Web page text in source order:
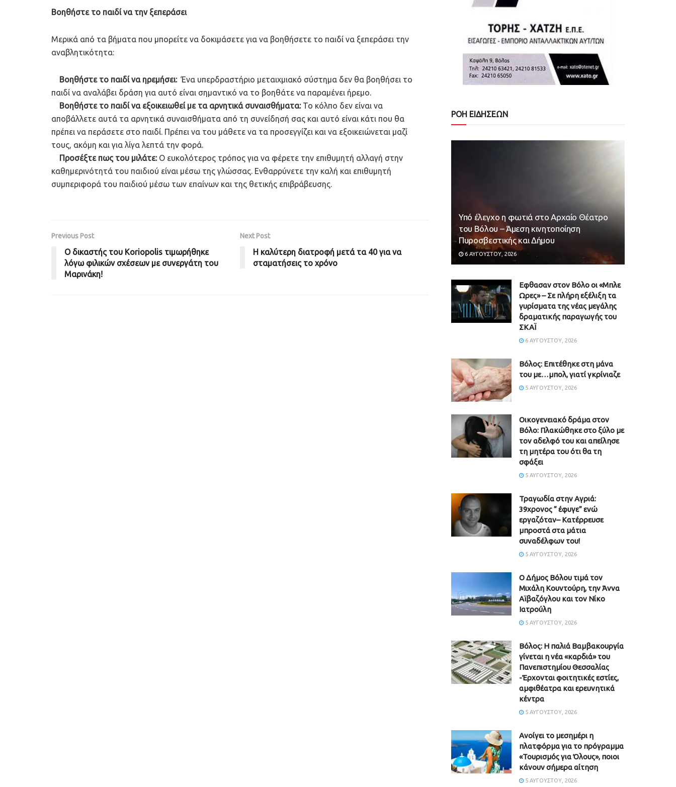
Βοηθήστε το παιδί να την ξεπεράσει
Μερικά από τα βήματα που μπορείτε να δοκιμάσετε για να βοηθήσετε το παιδί να ξεπεράσει την
αναβλητικότητα:
Βοηθήστε το παιδί να ηρεμήσει:Ένα υπερδραστήριο μεταιχμιακό σύστημα δεν θα βοηθήσει το
παιδί να αναλάβει δράση για αυτό είναι σημαντικό να το βοηθάτε να παραμένει ήρεμο.
Βοηθήστε το παιδί να εξοικειωθεί με τα αρνητικά συναισθήματα:Το κόλπο δεν είναι να
αποβάλλετε αυτά τα αρνητικά συναισθήματα από τη συνείδησή σας και αυτό είναι κάτι που θα
πρέπει να περάσετε στο παιδί. Πρέπει να του μάθετε να τα προσεγγίζει και να εξοικειώνεται μαζί
τους, ακόμη και για λίγα λεπτά την φορά.
Προσέξτε πως του μιλάτε:Ο ευκολότερος τρόπος για να φέρετε την επιθυμητή αλλαγή στην
καθημερινότητά του παιδιού είναι μέσω της γλώσσας. Ενθαρρύνετε την καλή και επιθυμητή
συμπεριφορά του παιδιού μέσω των επαίνων και της θετικής επιβράβευσης.
Previous Post
Ο δικαστής του Koriopolis τιμωρήθηκε
λόγω φιλικών σχέσεων με συνεργάτη του
Μαρινάκη!
Next Post
Η καλύτερη διατροφή μετά τα 40 για να
σταματήσεις το χρόνο
ΡΟΗ ΕΙΔΗΣΕΩΝ
Υπό έλεγχο η φωτιά στο Αρχαίο Θέατρο
του Βόλου – Άμεση κινητοποίηση
Πυροσβεστικής και Δήμου
6 ΑΥΓΟΎΣΤΟΥ, 2026
Εφθασαν στον Βόλο οι «Μπλε
Ωρες» – Σε πλήρη εξέλιξη τα
γυρίσματα της νέας μεγάλης
δραματικής παραγωγής του
ΣΚΑΪ
6 ΑΥΓΟΎΣΤΟΥ, 2026
Βόλος: Επιτέθηκε στη μάνα
του με…μπολ, γιατί γκρίνιαζε
5 ΑΥΓΟΎΣΤΟΥ, 2026
Οικογενειακό δράμα στον
Βόλο: Πλακώθηκε στο ξύλο με
τον αδελφό του και απείλησε
τη μητέρα του ότι θα τη
σφάξει
5 ΑΥΓΟΎΣΤΟΥ, 2026
Τραγωδία στην Αγριά:
39χρονος ” έφυγε” ενώ
εργαζόταν– Κατέρρευσε
μπροστά στα μάτια
συναδέλφων του!
5 ΑΥΓΟΎΣΤΟΥ, 2026
Ο Δήμος Βόλου τιμά τον
Μιχάλη Κουντούρη, την Άννα
Αϊβαζόγλου και τον Νίκο
Ιατρούλη
5 ΑΥΓΟΎΣΤΟΥ, 2026
Βόλος: Η παλιά Βαμβακουργία
γίνεται η νέα «καρδιά» του
Πανεπιστημίου Θεσσαλίας
-Έρχονται φοιτητικές εστίες,
αμφιθέατρα και ερευνητικά
κέντρα
5 ΑΥΓΟΎΣΤΟΥ, 2026
Ανοίγει το μεσημέρι η
πλατφόρμα για το πρόγραμμα
«Τουρισμός για Όλους», ποιοι
κάνουν σήμερα αίτηση
5 ΑΥΓΟΎΣΤΟΥ, 2026